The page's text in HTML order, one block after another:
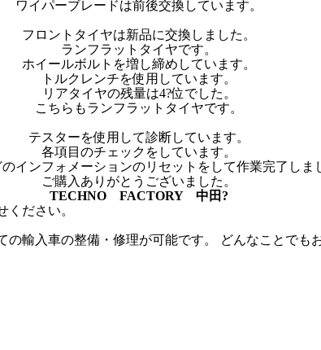
ワイパーブレードは前後交換しています。
フロントタイヤは新品に交換しました。
ランフラットタイヤです。
ホイールボルトを増し締めしています。
トルクレンチを使用しています。
リアタイヤの残量は4?位でした。
こちらもランフラットタイヤです。
テスターを使用して診断しています。
各項目のチェックをしています。
インフォメーションのリセットをして作業完了しま
ご購入ありがとうございました。
TECHNO FACTORY 中田?
ださい。
輸入車の整備・修理が可能です。 どんなことでも